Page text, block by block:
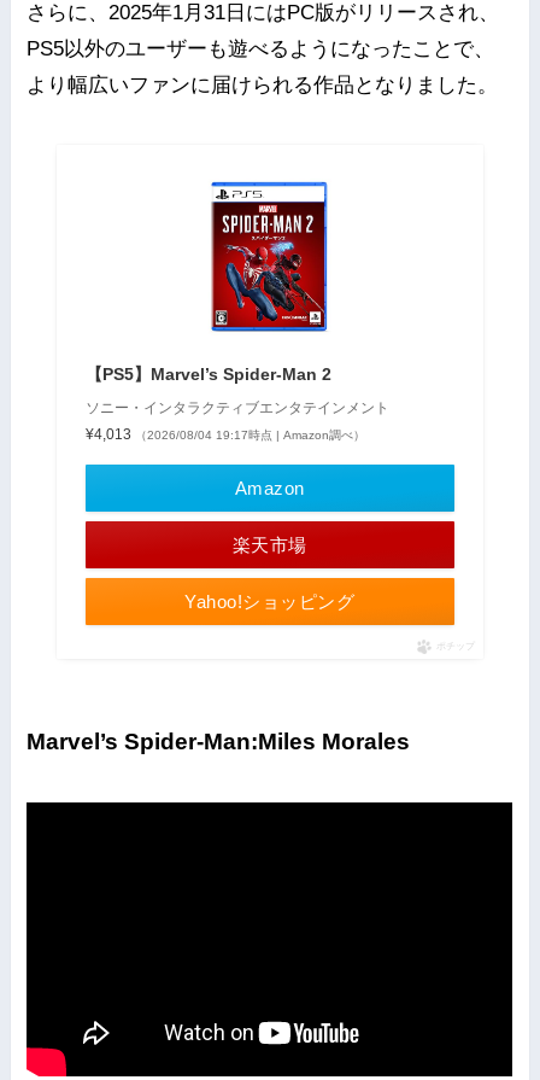
さらに、2025年1月31日にはPC版がリリースされ、
PS5以外のユーザーも遊べるようになったことで、
より幅広いファンに届けられる作品となりました。
【PS5】Marvel’s Spider-Man 2
ソニー・インタラクティブエンタテインメント
¥4,013
（2026/08/04 19:17時点 | Amazon調べ）
Amazon
楽天市場
Yahoo!ショッピング
ポチップ
Marvel’s Spider-Man:Miles Morales